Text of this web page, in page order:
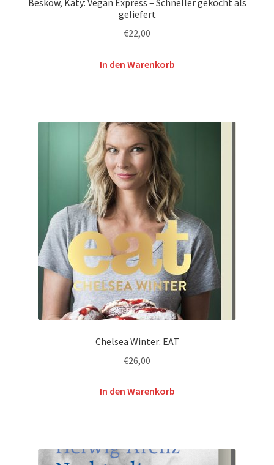
Beskow, Katy: Vegan Express – Schneller gekocht als
geliefert
€22,00
In den Warenkorb
Chelsea Winter: EAT
€26,00
In den Warenkorb